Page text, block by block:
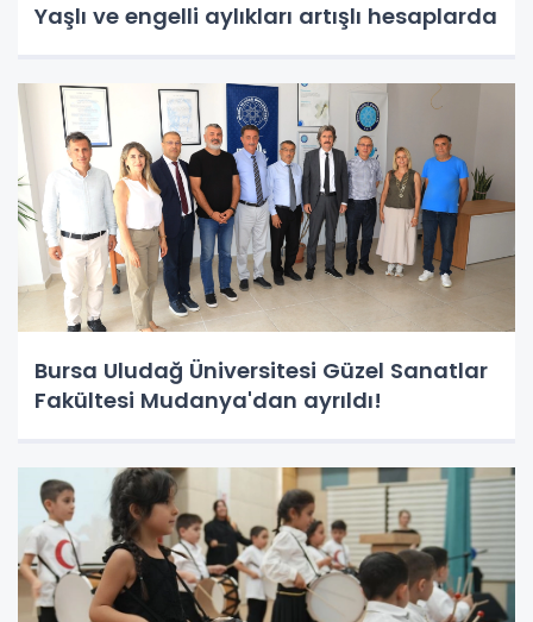
Yaşlı ve engelli aylıkları artışlı hesaplarda
Bursa Uludağ Üniversitesi Güzel Sanatlar
Fakültesi Mudanya'dan ayrıldı!